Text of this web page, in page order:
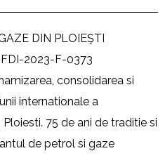
DIN PLOIEŞTI
2023-F-0373
consolidarea si
internationale a
75 de ani de traditie si
de petrol si gaze